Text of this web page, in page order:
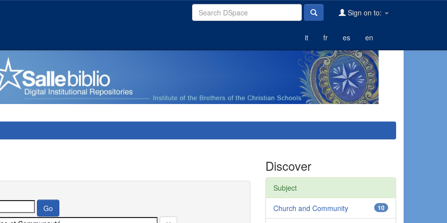
Sign on to:
it fr es en
Discover
Subject
10
Church and Community